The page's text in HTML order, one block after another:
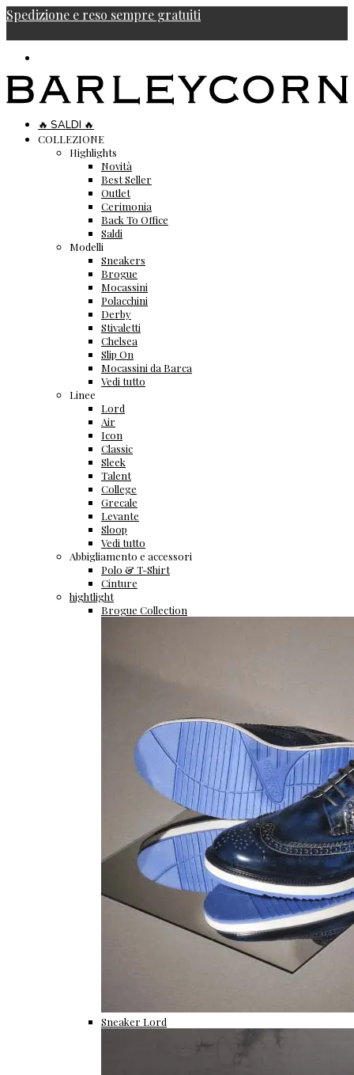
Spedizione e reso sempre gratuiti
🔥 SALDI 🔥
COLLEZIONE
Highlights
Novità
Best Seller
Outlet
Cerimonia
Back To Office
Saldi
Modelli
Sneakers
Brogue
Mocassini
Polacchini
Derby
Stivaletti
Chelsea
Slip On
Mocassini da Barca
Vedi tutto
Linee
Lord
Air
Icon
Classic
Sleek
Talent
College
Grecale
Levante
Sloop
Vedi tutto
Abbigliamento e accessori
Polo & T-Shirt
Cinture
hightlight
Brogue Collection
Sneaker Lord